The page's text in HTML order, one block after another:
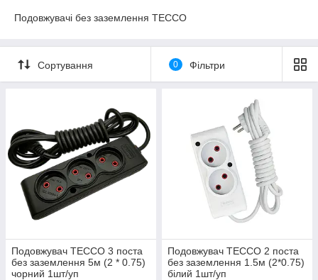
Подовжувачі без заземлення TECCO
Сортування 0 Фільтри
Подовжувач TECCO 3 поста
без заземлення 5м (2 * 0.75)
чорний 1шт/уп
Подовжувач TECCO 2 поста
без заземлення 1.5м (2*0.75)
білий 1шт/уп